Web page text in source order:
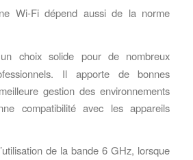
Wi-Fi dépend aussi de la norme
choix solide pour de nombreux
Il apporte de bonnes
gestion des environnements
compatibilité avec les appareils
de la bande 6 GHz, lorsque